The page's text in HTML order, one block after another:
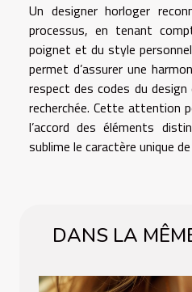
Un designer horloger
processus, en tenant
poignet et du style
permet d’assurer une
respect des codes du
recherchée. Cette attention
l’accord des éléments
sublime le caractère unique
DANS LA